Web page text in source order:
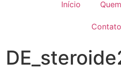
Início
Contato